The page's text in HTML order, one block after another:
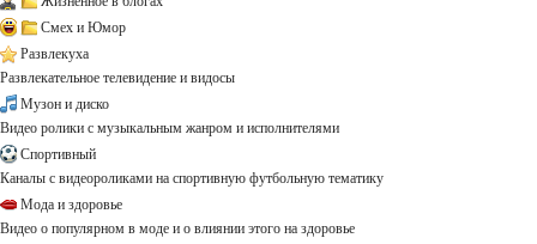
Смех и Юмор
Развлекуха
Развлекательное телевидение и видосы
Музон и диско
Видео ролики с музыкальным жанром и исполнителями
Спортивный
Каналы с видеороликами на спортивную футбольную тематику
Мода и здоровье
Видео о популярном в моде и о влиянии этого на здоровье